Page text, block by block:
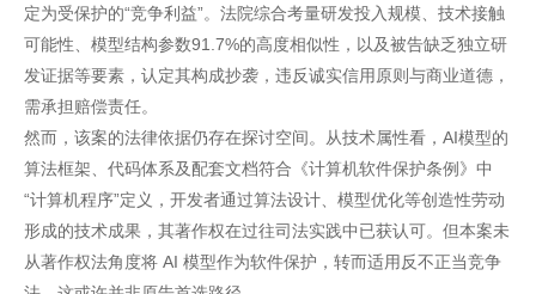
定为受保护的“竞争利益”。法院综合考量研发投入规模、技术接触
可能性、模型结构参数91.7%的高度相似性，以及被告缺乏独立研
发证据等要素，认定其构成抄袭，违反诚实信用原则与商业道德，
需承担赔偿责任。
然而，该案的法律依据仍存在探讨空间。从技术属性看，AI模型的
算法框架、代码体系及配套文档符合《计算机软件保护条例》中
“计算机程序”定义，开发者通过算法设计、模型优化等创造性劳动
形成的技术成果，其著作权在过往司法实践中已获认可。但本案未
从著作权法角度将 AI 模型作为软件保护，转而适用反不正当竞争